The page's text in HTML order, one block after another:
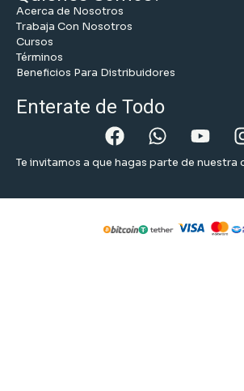
Acerca de Nosotros
Trabaja Con Nosotros
Cursos
Términos
Beneficios Para Distribuidores
Enterate de Todo
Te invitamos a que hagas parte de nuestra